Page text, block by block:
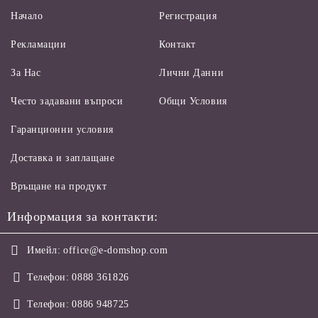
Начало
Рекламации
За Нас
Често задавани въпроси
Регистрация
Контакт
Лични Данни
Общи Условия
Гаранционни условия
Доставка и заплащане
Връщане на продукт
Информация за контакти:
Имейл: office@e-domshop.com
Телефон: 0888 361826
Телефон: 0886 948725